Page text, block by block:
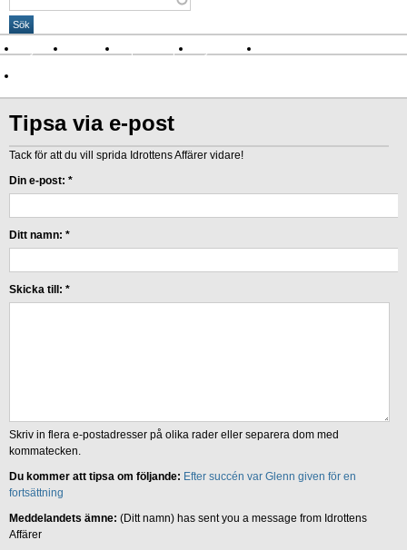
Nyheter Krönikor Sport & spel Nyhetsbrev
Tipsa via e-post
Tack för att du vill sprida Idrottens Affärer vidare!
Din e-post: *
Ditt namn: *
Skicka till: *
Skriv in flera e-postadresser på olika rader eller separera dom med
kommatecken.
Du kommer att tipsa om följande: Efter succén var Glenn given för en
fortsättning
Meddelandets ämne: (Ditt namn) has sent you a message from Idrottens
Affärer